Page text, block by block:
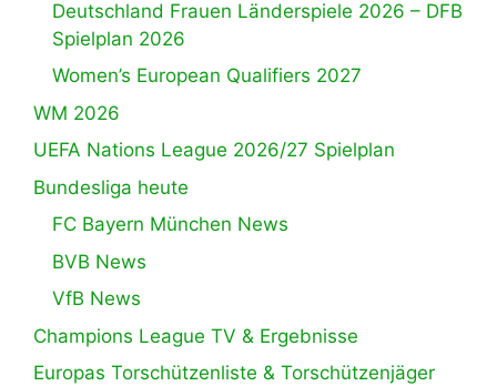
Deutschland Frauen Länderspiele 2026 – DFB
Spielplan 2026
Women’s European Qualifiers 2027
WM 2026
UEFA Nations League 2026/27 Spielplan
Bundesliga heute
FC Bayern München News
BVB News
VfB News
Champions League TV & Ergebnisse
Europas Torschützenliste & Torschützenjäger